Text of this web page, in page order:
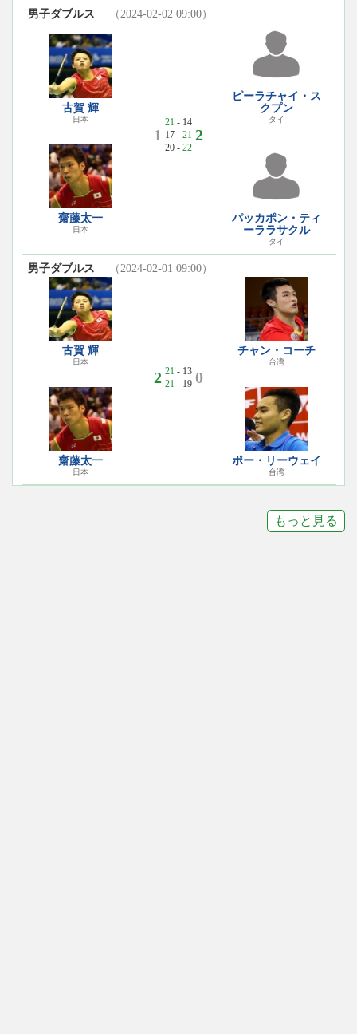
男子ダブルス （2024-02-02 09:00）
古賀 輝
日本
齋藤太一
日本
1
21 - 14
17 - 21
20 - 22
2
ピーラチャイ・ス
クプン
タイ
パッカポン・ティ
ーララサクル
タイ
男子ダブルス （2024-02-01 09:00）
古賀 輝
日本
齋藤太一
日本
2 21 - 13
21 - 19 0
チャン・コーチ
台湾
ポー・リーウェイ
台湾
もっと見る